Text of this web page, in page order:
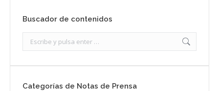
Buscador de contenidos
Categorías de Notas de Prensa